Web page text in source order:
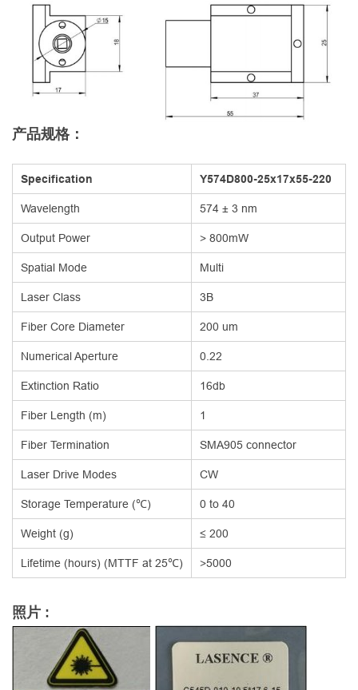
产品规格：
Specification
Y574D800-25x17x55-220
Wavelength
574 ± 3 nm
Output Power
> 800mW
Spatial Mode
Multi
Laser Class
3B
Fiber Core Diameter
200 um
Numerical Aperture
0.22
Extinction Ratio
16db
Fiber Length (m)
1
Fiber Termination
SMA905 connector
Laser Drive Modes
CW
Storage Temperature (℃)
0 to 40
Weight (g)
≤ 200
Lifetime (hours) (MTTF at 25℃)
>5000
照片 :